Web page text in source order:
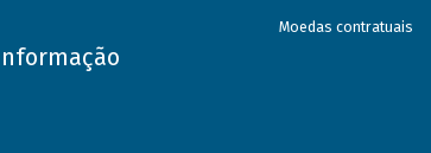
Moedas contratuais